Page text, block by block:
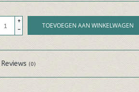
+
-
TOEVOEGEN AAN WINKELWAGEN
Reviews (0)